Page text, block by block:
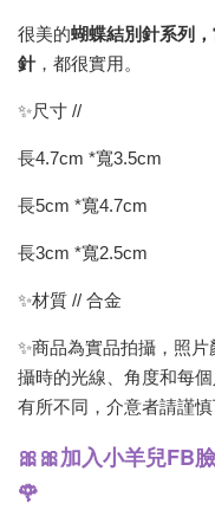
很美的蝴蝶結別針系列
針，都很實用。
✨尺寸 //
長4.7cm *寬3.5cm
長5cm *寬4.7cm
長3cm *寬2.5cm
✨材質 // 合金
✨商品為實品拍攝，照
攝時的光線、角度和每
有所不同，介意者請謹慎
🎀🎀加入小羊兒FB
🌹